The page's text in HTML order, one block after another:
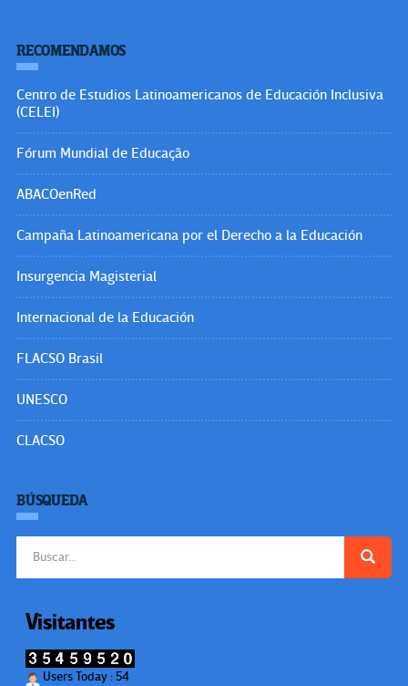
RECOMENDAMOS
Centro de Estudios Latinoamericanos de Educación Inclusiva
(CELEI)
Fórum Mundial de Educação
ABACOenRed
Campaña Latinoamericana por el Derecho a la Educación
Insurgencia Magisterial
Internacional de la Educación
FLACSO Brasil
UNESCO
CLACSO
BÚSQUEDA
Visitantes
Users Today : 54